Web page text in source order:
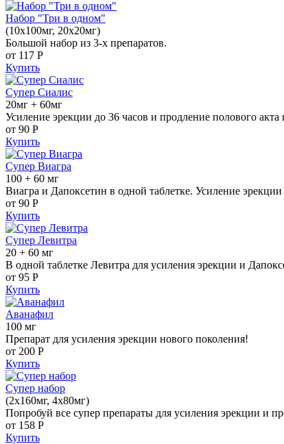
Набор "Три в одном"
(10x100мг, 20x20мг)
Большой набор из 3-х препаратов.
от 117 Р
Купить
Супер Сиалис
20мг + 60мг
Усиление эрекции до 36 часов и продление полового акта
от 90 Р
Купить
Супер Виагра
100 + 60 мг
Виагра и Дапоксетин в одной таблетке. Усиление
от 90 Р
Купить
Супер Левитра
20 + 60 мг
В одной таблетке Левитра для усиления эрекции и
от 95 Р
Купить
Аванафил
100 мг
Препарат для усиления эрекции нового поколения!
от 200 Р
Купить
Супер набор
(2х160мг, 4х80мг)
Попробуй все супер препараты для усиления эрекции и
от 158 Р
Купить